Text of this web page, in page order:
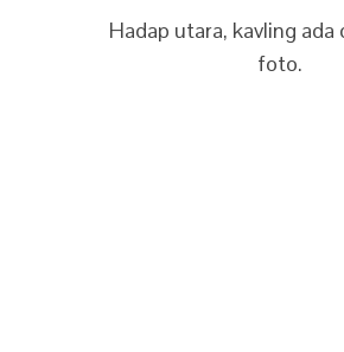
Hadap utara, kavling ada
foto.